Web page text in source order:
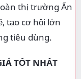
thị trường Ấn
tạo cơ hội lớn
tiêu dùng.
TỐT NHẤT